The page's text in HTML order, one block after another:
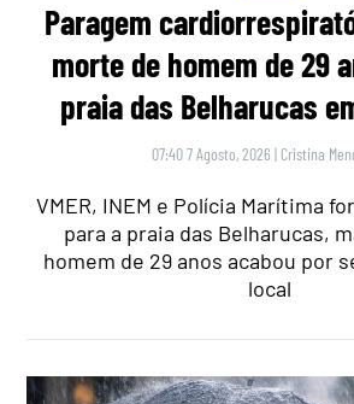
Paragem
morte de homem de 29
praia das Belharucas
07:40 7 Agosto, 2026 | Cristina
VMER, INEM e Polícia Marítima
para a praia das Belharucas,
homem de 29 anos acabou por
local